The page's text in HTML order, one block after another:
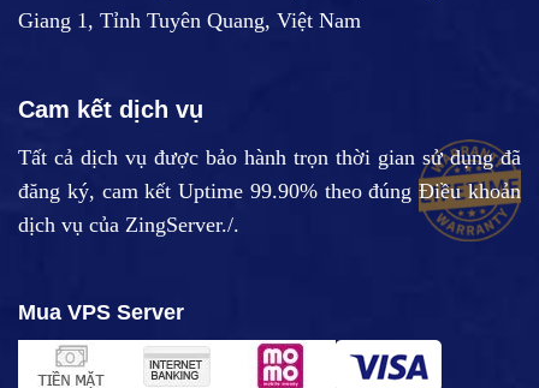
Giang 1, Tỉnh Tuyên Quang, Việt Nam
Cam kết dịch vụ
Tất cả dịch vụ được bảo hành trọn thời gian sử dụng đã
đăng ký, cam kết Uptime 99.90% theo đúngĐiều khoản
dịch vụ của ZingServer./.
Mua VPS Server